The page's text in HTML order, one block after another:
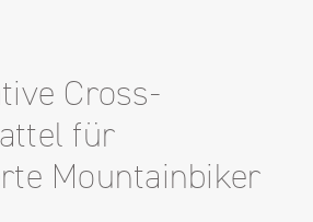
Cross-
für
Mountainbiker